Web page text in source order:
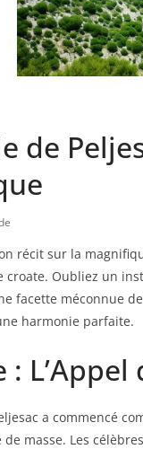
de
récit sur la
croate. Oubliez un
facette méconnue
harmonie parfaite.
: L’Appel
a commencé
masse. Les